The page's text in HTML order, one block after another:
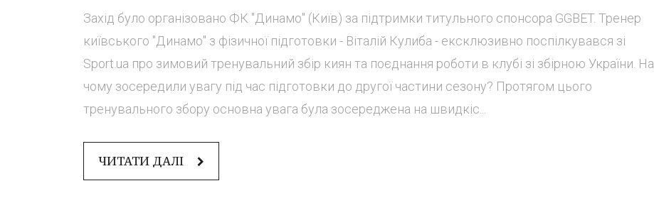
Захід було організовано ФК "Динамо" (Київ) за підтримки титульного спонсора GGBET. Тренер
київського "Динамо" з фізичної підготовки - Віталій Кулиба - ексклюзивно поспілкувався зі
Sport.ua про зимовий тренувальний збір киян та поєднання роботи в клубі зі збірною України. На
чому зосередили увагу під час підготовки до другої частини сезону? Протягом цього
тренувального збору основна увага була зосереджена на швидкіс...
ЧИТАТИ ДАЛІ